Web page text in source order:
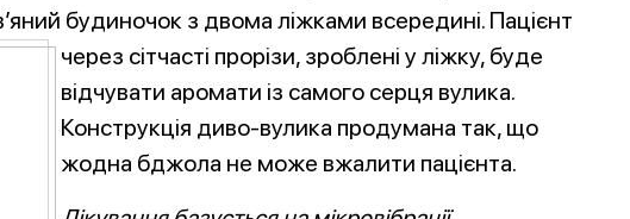
будиночок з двома ліжками всередині. Пацієнт
через сітчасті прорізи, зроблені у ліжку, буде
відчувати аромати із самого серця вулика.
Конструкція диво-вулика продумана так, що
жодна бджола не може вжалити пацієнта.